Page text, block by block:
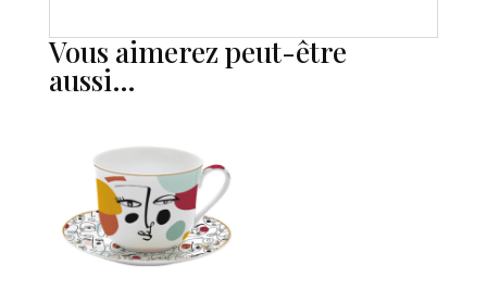
Vous aimerez peut-être
aussi…